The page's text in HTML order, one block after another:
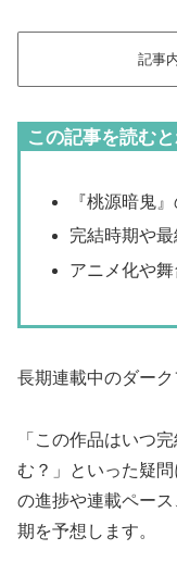
記事
この記事を読む
『桃源暗鬼
完結時期や
アニメ化や
長期連載中のダーク
「この作品はいつ
む？」といった疑
の進捗や連載ペー
期を予想します。